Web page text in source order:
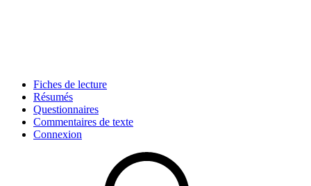
Fiches de lecture
Résumés
Questionnaires
Commentaires de texte
Connexion